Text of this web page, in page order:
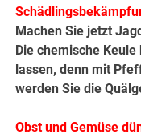
Machen Sie jetzt
Die chemische
lassen, denn mit
werden Sie die
Obst und Gemüse